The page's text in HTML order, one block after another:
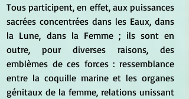
Tous participent, en effet, aux puissances
sacrées concentrées dans les Eaux, dans
la Lune, dans la Femme ; ils sont en
outre, pour diverses raisons, des
emblèmes de ces forces : ressemblance
entre la coquille marine et les organes
génitaux de la femme, relations unissant